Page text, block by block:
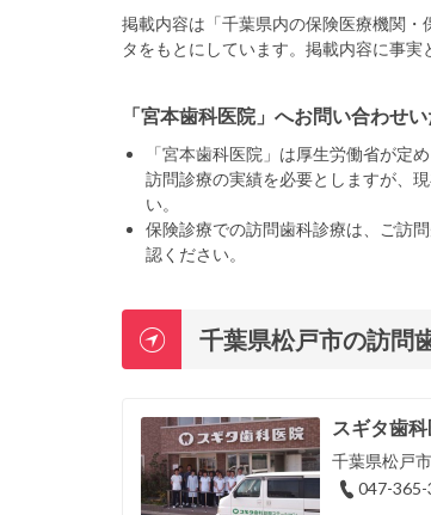
掲載内容は「千葉県内の保険医療機関・
タをもとにしています。掲載内容に事実
「宮本歯科医院」へお問い合わせ
「宮本歯科医院」は厚生労働省が定
訪問診療の実績を必要としますが、
い。
保険診療での訪問歯科診療は、ご訪
認ください。
千葉県松戸市の訪問
スギタ歯
千葉県松戸
047-365-